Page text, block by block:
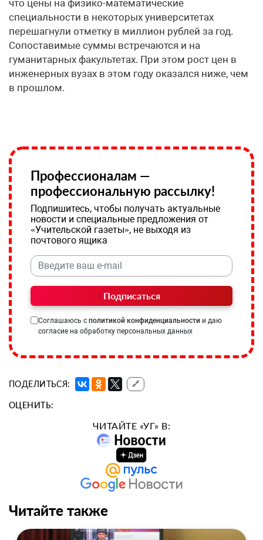
что цены на физико-математические
специальности в некоторых университетах
перешагнули отметку в миллион рублей за год.
Сопоставимые суммы встречаются и на
гуманитарных факультетах. При этом рост цен в
инженерных вузах в этом году оказался ниже, чем
в прошлом.
Профессионалам —
профессиональную рассылку!
Подпишитесь, чтобы получать актуальные
новости и специальные предложения от
«Учительской газеты», не выходя из
почтового ящика
Подписаться
Соглашаюсь с политикой конфиденциальности и даю
согласие на обработку персональных данных
ПОДЕЛИТЬСЯ: 🔗
ОЦЕНИТЬ:
ЧИТАЙТЕ «УГ» В:
Читайте также